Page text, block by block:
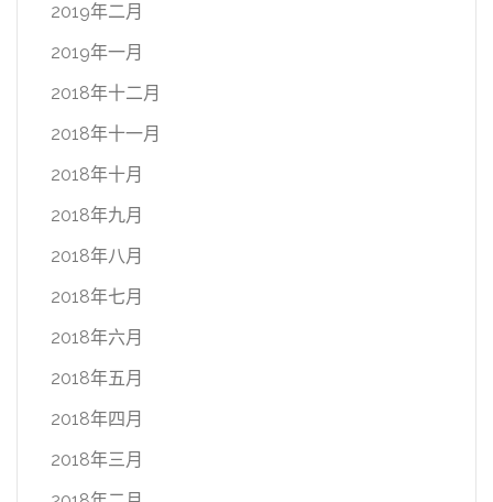
2019年二月
2019年一月
2018年十二月
2018年十一月
2018年十月
2018年九月
2018年八月
2018年七月
2018年六月
2018年五月
2018年四月
2018年三月